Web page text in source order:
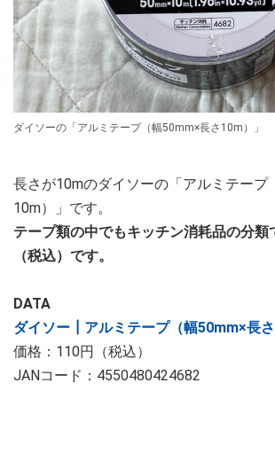
ダイソーの「アルミテープ（幅50mm×長さ10m）」
長さが10mのダイソーの「アルミテープ
10m）」です。
テープ類の中でもキッチン消耗品の分類
（税込）です。
DATA
ダイソー┃アルミテープ（幅50mm×長さ
価格：110円（税込）
JANコード：4550480424682